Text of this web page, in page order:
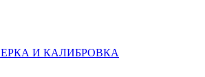
И КАЛИБРОВКА